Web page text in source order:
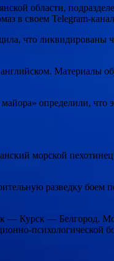
области,
в своем Telegram-
что ликвидированы
Материалы
определили, что
морской
разведку боем
— Курск — Белгород.
психологической